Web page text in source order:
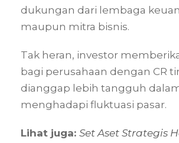
dukungan dari lembaga
maupun mitra bisnis.
Tak heran, investor
bagi perusahaan dengan CR
dianggap lebih tangguh
menghadapi fluktuasi pasar.
Lihat juga: Set Aset Strategis